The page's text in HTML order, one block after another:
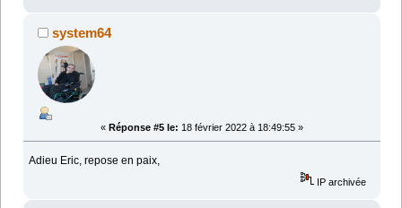
system64
« Réponse #5 le: 18 février 2022 à 18:49:55 »
Adieu Eric, repose en paix,
IP archivée